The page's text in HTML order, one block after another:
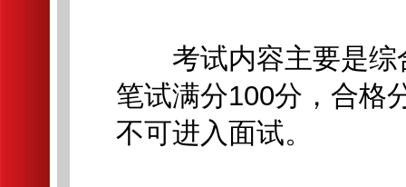
考试内容主要是综
笔试满分100分，合格
不可进入面试。